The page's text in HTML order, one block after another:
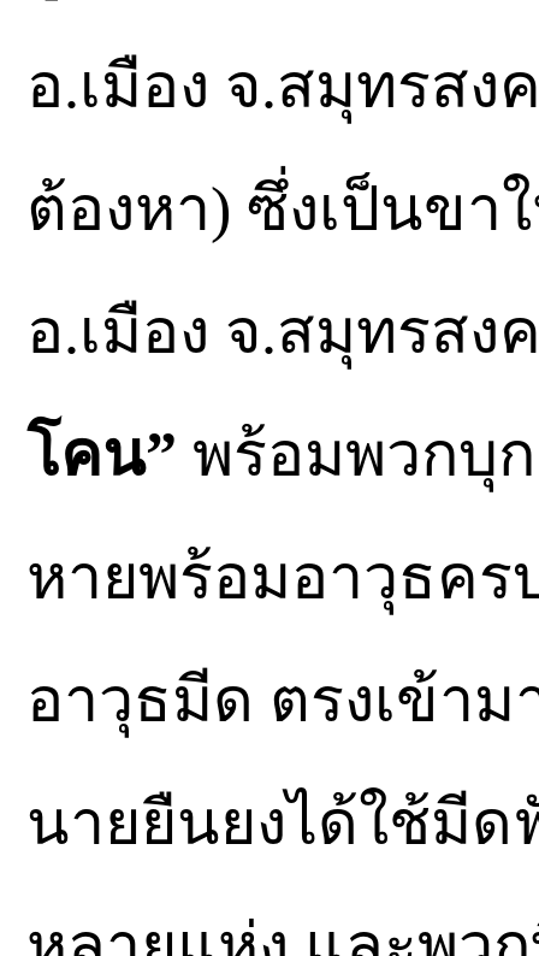
อ.เมือง จ.สมุทรส
ต้องหา) ซึ่งเป็นข
อ.เมือง จ.สมุทรสง
โคน” พร้อมพวกบุ
หายพร้อมอาวุธค
อาวุธมีด ตรงเข้าม
นายยืนยงได้ใช้มีด